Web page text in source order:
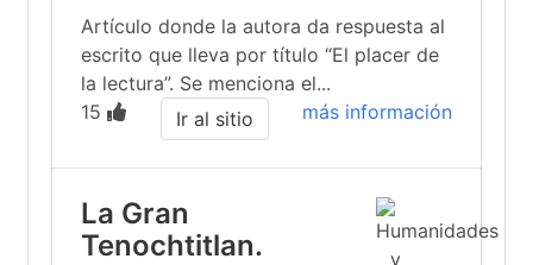
Artículo donde la autora da respuesta al
escrito que lleva por título “El placer de
la lectura”. Se menciona el...
15
más información
Ir al sitio
La Gran
Tenochtitlan.